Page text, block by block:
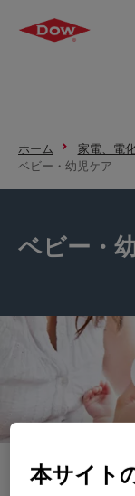
ホーム 家電、電
ベビー・幼児ケア
ベビー・
用途
本サイト